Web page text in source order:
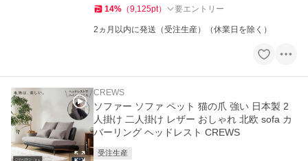
14% （9,125pt） 要エントリー
2ヵ月以内に発送（受注生産）（休業日を除く）
CREWS
ソファー ソファ ペット 猫の爪 強い 日本製 2
人掛け 二人掛け レザー おしゃれ 北欧 sofa カ
バーリング ヘッドレスト CREWS
受注生産